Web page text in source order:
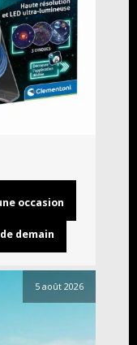
occasion
demain
5 août 2026